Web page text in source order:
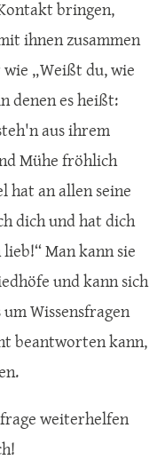
bringen,
ihnen zusammen
„Weißt du, wie
denen es heißt:
aus ihrem
Mühe fröhlich
hat an allen seine
dich und hat dich
Man kann sie
und kann sich
Wissensfragen
beantworten kann,
weiterhelfen